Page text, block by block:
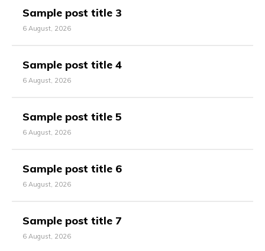
Sample post title 3
6 August, 2026
Sample post title 4
6 August, 2026
Sample post title 5
6 August, 2026
Sample post title 6
6 August, 2026
Sample post title 7
6 August, 2026